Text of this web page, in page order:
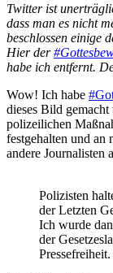
Twitter ist
dass man es nicht
beschlossen einige
Hier der
habe ich entfernt.
Wow! Ich habe
dieses Bild
polizeilichen
festgehalten und an
andere Journalisten
Polizisten
der Letzten
Ich wurde
der